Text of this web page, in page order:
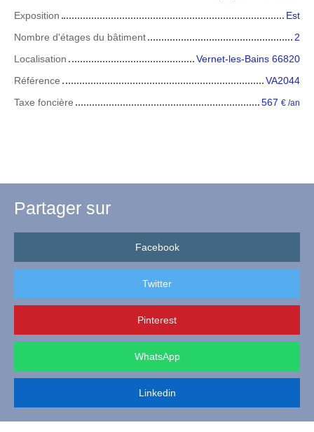
Exposition
Est
Nombre d'étages du bâtiment
2
Localisation
Vernet-les-Bains 66820
Référence
VA2044
Taxe foncière
567 € /an
Partager sur
Facebook
Twitter
Pinterest
WhatsApp
Linkedin